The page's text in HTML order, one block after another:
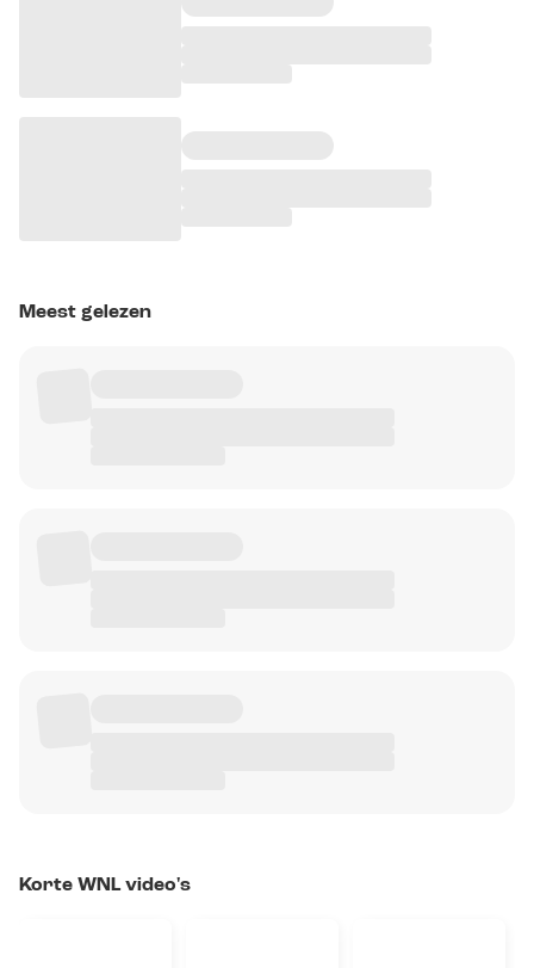
Meest gelezen
Korte WNL video's